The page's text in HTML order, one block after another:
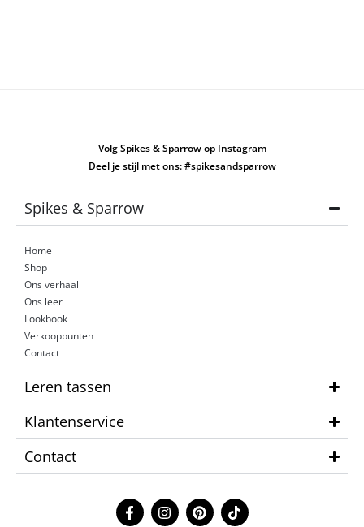
Volg Spikes & Sparrow op Instagram
Deel je stijl met ons: #spikesandsparrow
Spikes & Sparrow
Home
Shop
Ons verhaal
Ons leer
Lookbook
Verkooppunten
Contact
Leren tassen
Klantenservice
Contact
F
a
I
n
P
i
T
i